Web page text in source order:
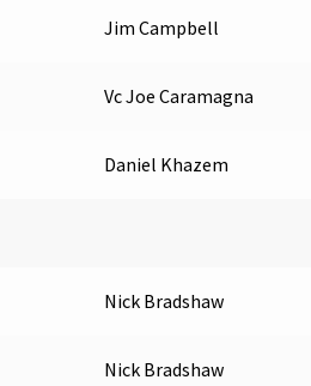
Jim Campbell
Vc Joe Caramagna
Daniel Khazem
Nick Bradshaw
Nick Bradshaw